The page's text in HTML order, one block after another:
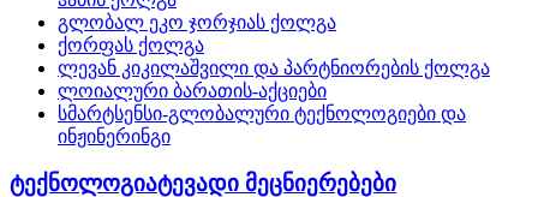
გლობალ ეკო ჯორჯიას ქოლგა
ქორფას ქოლგა
ლევან კიკილაშვილი და პარტნიორების ქოლგა
ლოიალური ბარათის-აქციები
სმარტსენსი-გლობალური ტექნოლოგიები და
ინჟინერინგი
ტექნოლოგიატევადი მეცნიერებები